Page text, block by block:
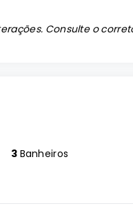
Consulte o
3Banheiros